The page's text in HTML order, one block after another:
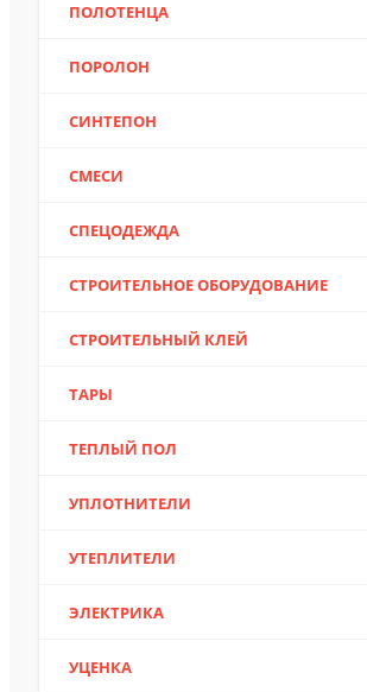
ПОЛОТЕНЦА
ПОРОЛОН
СИНТЕПОН
СМЕСИ
СПЕЦОДЕЖДА
СТРОИТЕЛЬНОЕ ОБОРУДОВАНИЕ
СТРОИТЕЛЬНЫЙ КЛЕЙ
ТАРЫ
ТЕПЛЫЙ ПОЛ
УПЛОТНИТЕЛИ
УТЕПЛИТЕЛИ
ЭЛЕКТРИКА
УЦЕНКА